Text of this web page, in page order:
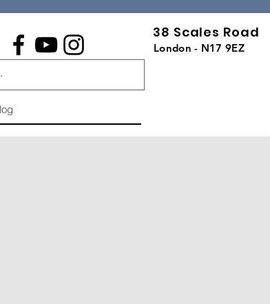
38 Scales Road
London - N17 9EZ